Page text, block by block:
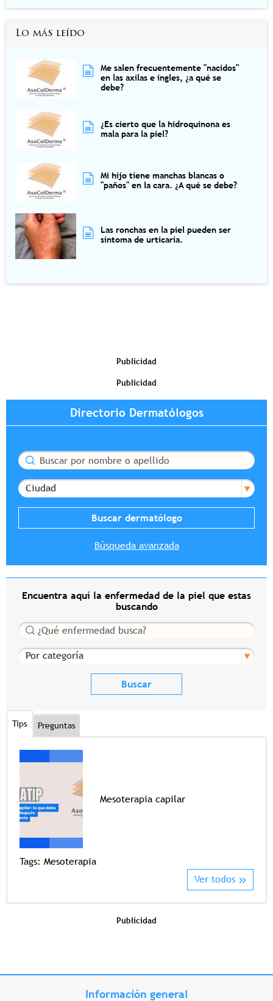
Lo más leído
Me salen frecuentemente "nacidos"
en las axilas e ingles, ¿a qué se
debe?
¿Es cierto que la hidroquinona es
mala para la piel?
Mi hijo tiene manchas blancas o
"paños" en la cara. ¿A qué se debe?
Las ronchas en la piel pueden ser
síntoma de urticaria.
Publicidad
Publicidad
Directorio Dermatólogos
Buscar
Ciudad
Búsqueda avanzada
Encuentra aquí la enfermedad de la piel que estas
buscando
Buscar
Por categoría
Tips Preguntas
Mesoterapia capilar
Tags: Mesoterapia
Ver todos
Publicidad
Información general